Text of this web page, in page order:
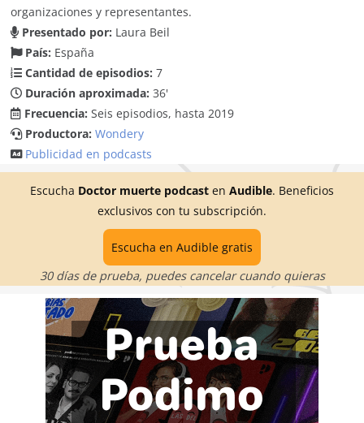
organizaciones y representantes.
Presentado por: Laura Beil
País: España
Cantidad de episodios: 7
Duración aproximada: 36'
Frecuencia: Seis episodios, hasta 2019
Productora: Wondery
Publicidad en podcasts
Escucha Doctor muerte podcast en Audible. Beneficios
exclusivos con tu subscripción.
Escucha en Audible gratis
30 días de prueba, puedes cancelar cuando quieras